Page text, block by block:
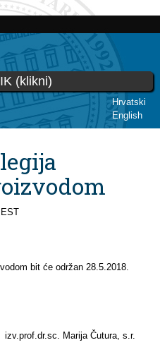
Hrvatski
English
(klikni)
bit će održan 28.5.2018.
izv.prof.dr.sc. Marija Čutura, s.r.